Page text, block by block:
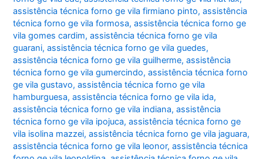
assistência técnica forno ge vila firmiano pinto,assistência
técnica forno ge vila formosa,assistência técnica forno ge
vila gomes cardim,assistência técnica forno ge vila
guarani,assistência técnica forno ge vila guedes,
assistência técnica forno ge vila guilherme,assistência
técnica forno ge vila gumercindo,assistência técnica forno
ge vila gustavo,assistência técnica forno ge vila
hamburguesa,assistência técnica forno ge vila ida,
assistência técnica forno ge vila indiana,assistência
técnica forno ge vila ipojuca,assistência técnica forno ge
vila isolina mazzei,assistência técnica forno ge vila jaguara,
assistência técnica forno ge vila leonor,assistência técnica